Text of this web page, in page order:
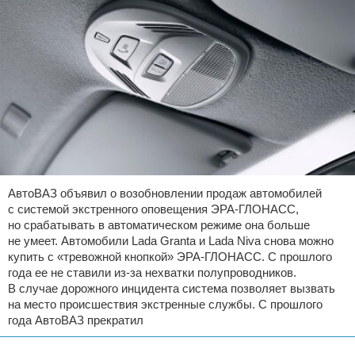
АвтоВАЗ объявил о возобновлении продаж автомобилей
с системой экстренного оповещения ЭРА-ГЛОНАСС,
но срабатывать в автоматическом режиме она больше
не умеет. Автомобили Lada Granta и Lada Niva снова можно
купить с «тревожной кнопкой» ЭРА-ГЛОНАСС. С прошлого
года ее не ставили из-за нехватки полупроводников.
В случае дорожного инцидента система позволяет вызвать
на место происшествия экстренные службы. С прошлого
года АвтоВАЗ прекратил